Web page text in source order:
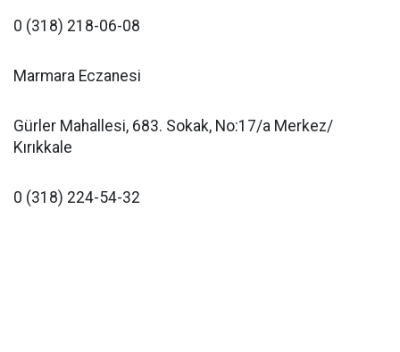
0 (318) 218-06-08
Marmara Eczanesi
Gürler Mahallesi, 683. Sokak, No:17/a Merkez/
Kırıkkale
0 (318) 224-54-32